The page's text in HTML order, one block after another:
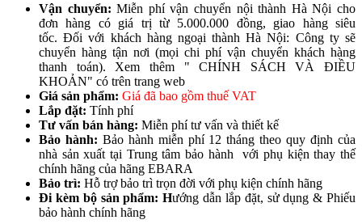
Vận chuyển: Miễn phí vận chuyển nội thành Hà Nội cho
đơn hàng có giá trị từ 5.000.000 đồng, giao hàng siêu
tốc. Đối với khách hàng ngoại thành Hà Nội: Công ty sẽ
chuyển hàng tận nơi (mọi chi phí vận chuyển khách hàng
thanh toán). Xem thêm " CHÍNH SÁCH VÀ ĐIỀU
KHOẢN" có trên trang web
Giá sản phẩm: Giá đã bao gồm thuế VAT
Lắp đặt: Tính phí
Tư vấn bán hàng: Miễn phí tư vấn và thiết kế
Bảo hành: Bảo hành miễn phí 12 tháng theo quy định của
nhà sản xuất tại Trung tâm bảo hành với phụ kiện thay thế
chính hãng của hãng EBARA
Bảo trì: Hỗ trợ bảo trì trọn đời với phụ kiện chính hãng
Đi kèm bộ sản phẩm: Hướng dẫn lắp đặt, sử dụng & Phiếu
bảo hành chính hãng